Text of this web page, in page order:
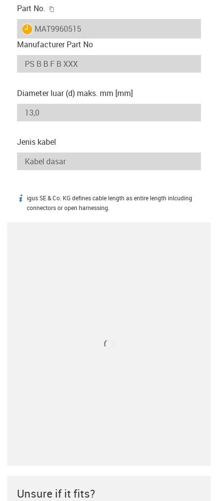
Part No.
igus-icon-lieferzeit
MAT9960515
Manufacturer Part No
Diameter luar (d) maks. mm [mm]
Jenis kabel
igus-icon-info
igus SE & Co. KG defines cable length as entire length inlcuding
connectors or open harnessing.
Unsure if it fits?